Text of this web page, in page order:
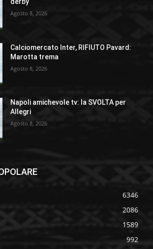
Agosto 8, 2026
Calciomercato Inter, RIFIUTO Pavard:
Marotta trema
Agosto 8, 2026
Napoli amichevole tv: la SVOLTA per
Allegri
Agosto 8, 2026
6346
2086
1589
992